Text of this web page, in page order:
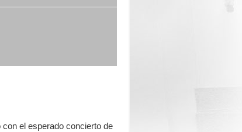
el esperado concierto de